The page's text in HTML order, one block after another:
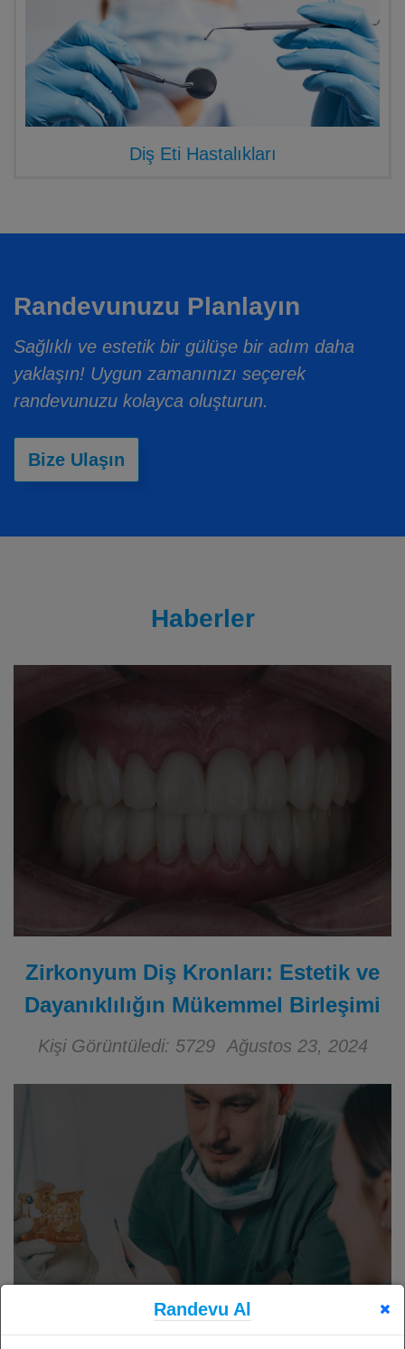
Diş Eti Hastalıkları
Randevunuzu Planlayın
Sağlıklı ve estetik bir gülüşe bir adım daha
yaklaşın! Uygun zamanınızı seçerek
randevunuzu kolayca oluşturun.
Bize Ulaşın
Haberler
Zirkonyum Diş Kronları: Estetik ve
Dayanıklılığın Mükemmel Birleşimi
Kişi Görüntüledi: 5729 Ağustos 23, 2024
Randevu Al